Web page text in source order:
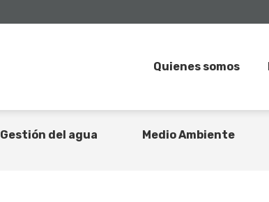
Quienes somos
Gestión del agua Medio Ambiente